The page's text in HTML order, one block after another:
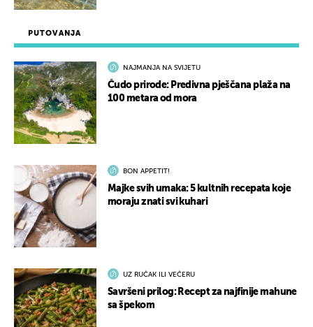
PUTOVANJA
NAJMANJA NA SVIJETU
Čudo prirode: Predivna pješčana plaža na
100 metara od mora
BON APPETIT!
Majke svih umaka: 5 kultnih recepata koje
moraju znati svi kuhari
UZ RUČAK ILI VEČERU
Savršeni prilog: Recept za najfinije mahune
sa špekom